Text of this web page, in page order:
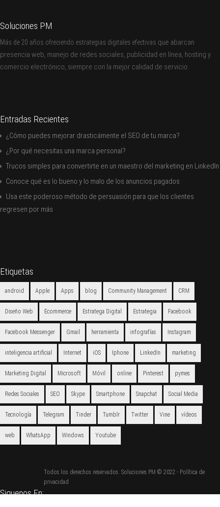
Soluciones PM
Más de 20 años ofreciendo estrategias digitales efectivas que abarcan
presencia web, manejo de redes sociales, publicidad en línea, hosting y
comercio electrónico, siempre con la mejor calidad de servicio.
Entradas Recientes
¿Cómo puedes mejorar drasticámente el SEO de tu marca?
¿Por qué necesitas una marca personal?
Trucos simples para convertirte en un maestro del marketing en LinkedIn
Conoce qué es lo bueno y lo malo de los anuncios pagados
Usa este poderoso método de persuasión para que los clientes
regresen por más
Etiquetas
android Apple Apps blog Community Management CRM
Diseño Web Ecommerce Estratega Digital Estrategia Facebook
Facebook Messenger Gmail herramienta infografías Instagram
inteligencia artificial Internet iOS Iphone LinkedIn marketing
Marketing Digital Microsoft Móvil online Pinterest pymes
Redes Sociales SEO Skype Smartphone Snapchat Social Media
Tecnología Telegram Tinder Tumblr Twitter Vine vídeos
web WhatsApp Windows Youtube
Siguenos En:
Todos los derechos reservados. Soluciones PM © 2022 - Política de
privacidad